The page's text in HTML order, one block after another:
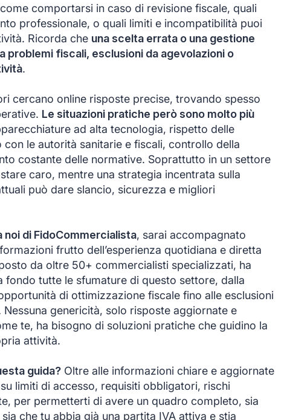
comportarsi in caso di revisione fiscale, quali
professionale, o quali limiti e incompatibilità puoi
Ricorda che una scelta errata o una gestione
problemi fiscali, esclusioni da agevolazioni o
.
cercano online risposte precise, trovando spesso
Le situazioni pratiche però sono molto più
ad alta tecnologia, rispetto delle
le autorità sanitarie e fiscali, controllo della
costante delle normative. Soprattutto in un settore
caro, mentre una strategia incentrata sulla
può dare slancio, sicurezza e migliori
di FidoCommercialista, sarai accompagnato
frutto dell’esperienza quotidiana e diretta
da oltre 50+ commercialisti specializzati, ha
fondo tutte le sfumature di questo settore, dalla
di ottimizzazione fiscale fino alle esclusioni
genericità, solo risposte aggiornate e
te, ha bisogno di soluzioni pratiche che guidino la
attività.
guida? Oltre alle informazioni chiare e aggiornate
limiti di accesso, requisiti obbligatori, rischi
per permetterti di avere un quadro completo, sia
che tu abbia già una partita IVA attiva e stia